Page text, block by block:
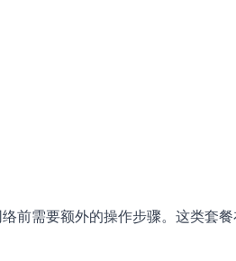
前需要额外的操作步骤。这类套